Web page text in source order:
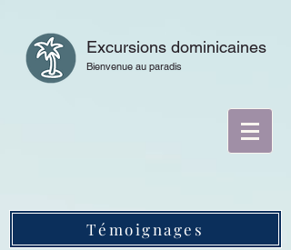
Excursions dominicaines
Bienvenue au paradis
Témoignages